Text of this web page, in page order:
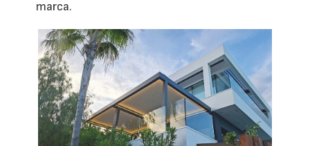
marca.